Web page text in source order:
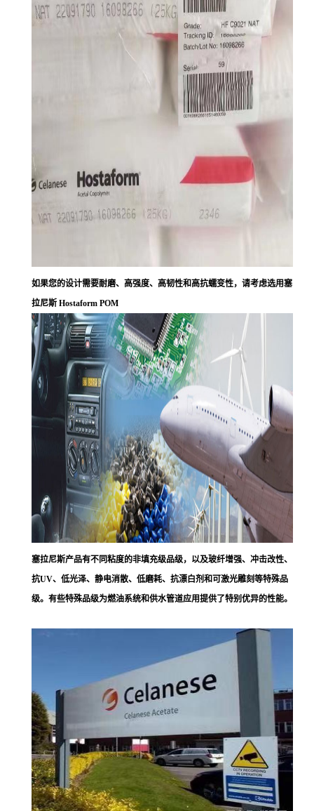
如果您的设计需要耐磨、高强度、高韧性和高抗蠕变性，请考虑选用塞
拉尼斯 Hostaform POM
塞拉尼斯产品有不同粘度的非填充级品级，以及玻纤增强、冲击改性、
抗UV、低光泽、静电消散、低磨耗、抗漂白剂和可激光雕刻等特殊品
级。有些特殊品级为燃油系统和供水管道应用提供了特别优异的性能。